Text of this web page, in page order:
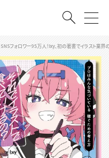
会員登録
SNSフォロワー95万人！Ixy、初の著書でイラスト業界の